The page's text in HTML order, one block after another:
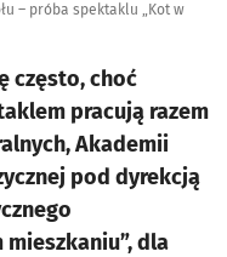
– próba spektaklu „Kot w
często, choć
pracują razem
Akademii
pod dyrekcją
dla